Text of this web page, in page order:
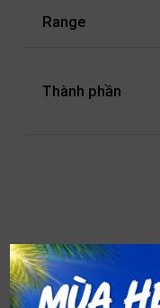
Range
Thành phần
SẢN PHẨM